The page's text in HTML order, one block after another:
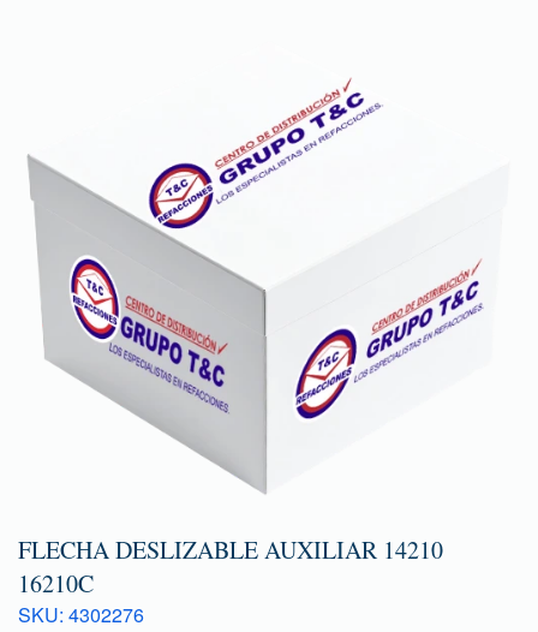
FLECHA DESLIZABLE AUXILIAR 14210
16210C
SKU: 4302276